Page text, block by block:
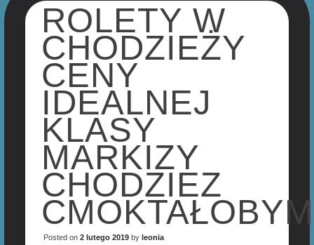
ROLETY W
CHODZIEŻY
CENY
IDEALNEJ
KLASY
MARKIZY
CHODZIEZ
CMOKTAŁOBYM
Posted on 2 lutego 2019by leonia